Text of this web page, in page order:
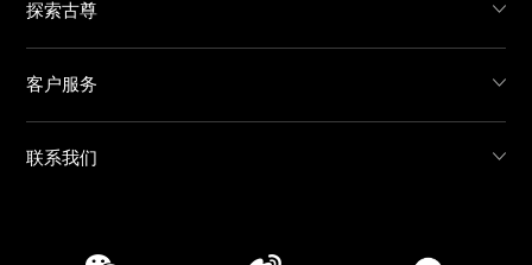
探索古尊
客户服务
联系我们